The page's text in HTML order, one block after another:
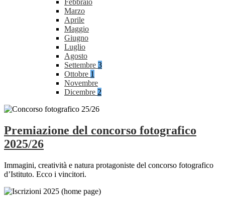
Febbraio
Marzo
Aprile
Maggio
Giugno
Luglio
Agosto
Settembre 3
Ottobre 1
Novembre
Dicembre 2
Premiazione del concorso fotografico
2025/26
Immagini, creatività e natura protagoniste del concorso fotografico
d’Istituto. Ecco i vincitori.